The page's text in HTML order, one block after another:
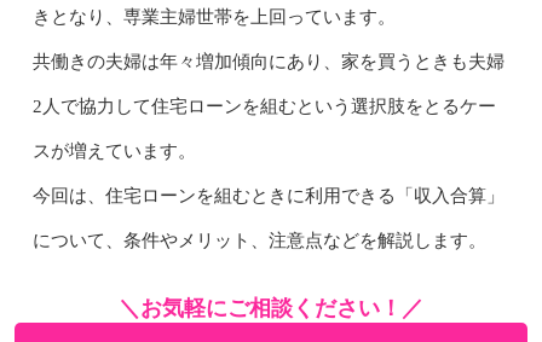
きとなり、専業主婦世帯を上回っています。
共働きの夫婦は年々増加傾向にあり、家を買うときも夫婦
2人で協力して住宅ローンを組むという選択肢をとるケー
スが増えています。
今回は、住宅ローンを組むときに利用できる「収入合算」
について、条件やメリット、注意点などを解説します。
＼お気軽にご相談ください！／